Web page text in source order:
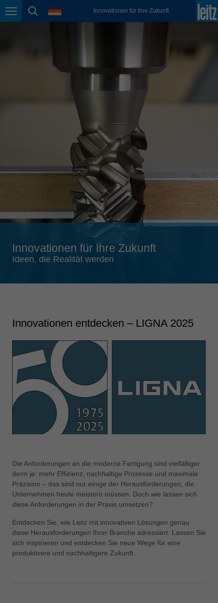
Seitennavigation
Seitensuche
Sprache Innovationen für Ihre Zukunft
México
deutsch
Polska
polski
Portugal
português
România
Română
Schweiz
deutsch français
Singapore
english
Slovenija
Suomi
english
Türkiye
english
Việt Nam
tiếng việt
中国
ไทย
Україна
yкраїнська
Innovationen für Ihre Zukunft
Ideen, die Realität werden
Innovationen entdecken – LIGNA 2025
Die Anforderungen an die moderne Fertigung sind vielfältiger
denn je: mehr Effizienz, nachhaltige Prozesse und maximale
Präzision – das sind nur einige der Herausforderungen, die
Unternehmen heute meistern müssen. Doch wie lassen sich
diese Anforderungen in der Praxis umsetzen?
Entdecken Sie, wie Leitz mit innovativen Lösungen genau
diese Herausforderungen Ihrer Branche adressiert. Lassen Sie
sich inspirieren und entdecken Sie neue Wege für eine
produktivere und nachhaltigere Zukunft.